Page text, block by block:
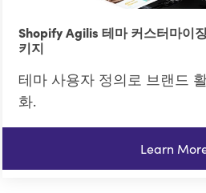
Shopify Agilis 테마 커스터마이
키지
테마 사용자 정의로 브랜드
화.
Learn